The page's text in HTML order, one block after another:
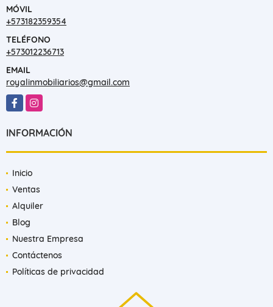
Barranquilla - Atlántico - Colombia
MÓVIL
+573182359354
TELÉFONO
+573012236713
EMAIL
royalinmobiliarios@gmail.com
INFORMACIÓN
Inicio
Ventas
Alquiler
Blog
Nuestra Empresa
Contáctenos